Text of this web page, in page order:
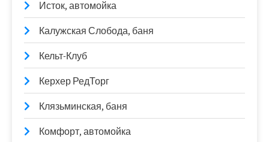
Исток, автомойка
Калужская Слобода, баня
Кельт-Клуб
Керхер РедТорг
Клязьминская, баня
Комфорт, автомойка